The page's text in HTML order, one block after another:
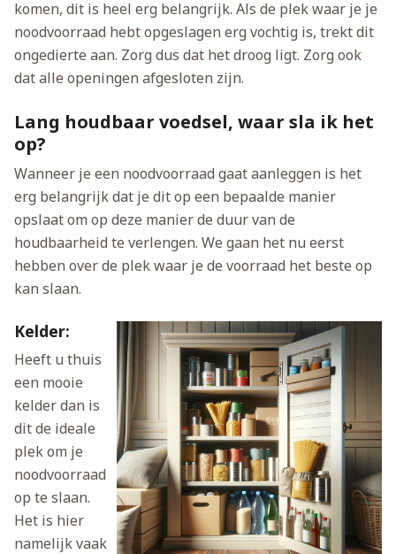
komen, dit is heel erg belangrijk. Als de plek waar je je
noodvoorraad hebt opgeslagen erg vochtig is, trekt dit
ongedierte aan. Zorg dus dat het droog ligt. Zorg ook
dat alle openingen afgesloten zijn.
Lang houdbaar voedsel, waar sla ik het
op?
Wanneer je een noodvoorraad gaat aanleggen is het
erg belangrijk dat je dit op een bepaalde manier
opslaat om op deze manier de duur van de
houdbaarheid te verlengen. We gaan het nu eerst
hebben over de plek waar je de voorraad het beste op
kan slaan.
Kelder:
Heeft u thuis
een mooie
kelder dan is
dit de ideale
plek om je
noodvoorraad
op te slaan.
Het is hier
namelijk vaak